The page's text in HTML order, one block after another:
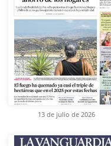
13 de julio de 2026